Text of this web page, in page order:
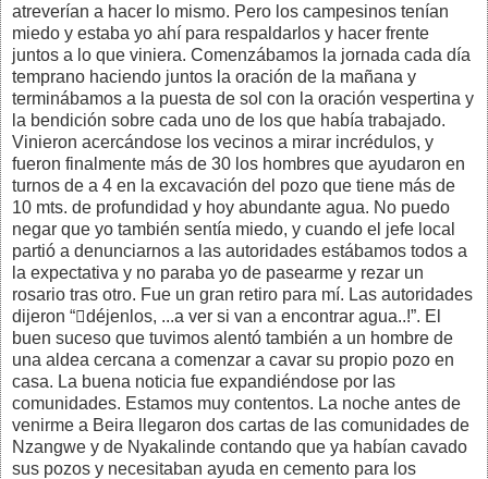
atreverían a hacer lo mismo. Pero los campesinos tenían
miedo y estaba yo ahí para respaldarlos y hacer frente
juntos a lo que viniera. Comenzábamos la jornada cada día
temprano haciendo juntos la oración de la mañana y
terminábamos a la puesta de sol con la oración vespertina y
la bendición sobre cada uno de los que había trabajado.
Vinieron acercándose los vecinos a mirar incrédulos, y
fueron finalmente más de 30 los hombres que ayudaron en
turnos de a 4 en la excavación del pozo que tiene más de
10 mts. de profundidad y hoy abundante agua. No puedo
negar que yo también sentía miedo, y cuando el jefe local
partió a denunciarnos a las autoridades estábamos todos a
la expectativa y no paraba yo de pasearme y rezar un
rosario tras otro. Fue un gran retiro para mí. Las autoridades
dijeron “déjenlos, ...a ver si van a encontrar agua..!”. El
buen suceso que tuvimos alentó también a un hombre de
una aldea cercana a comenzar a cavar su propio pozo en
casa. La buena noticia fue expandiéndose por las
comunidades. Estamos muy contentos. La noche antes de
venirme a Beira llegaron dos cartas de las comunidades de
Nzangwe y de Nyakalinde contando que ya habían cavado
sus pozos y necesitaban ayuda en cemento para los